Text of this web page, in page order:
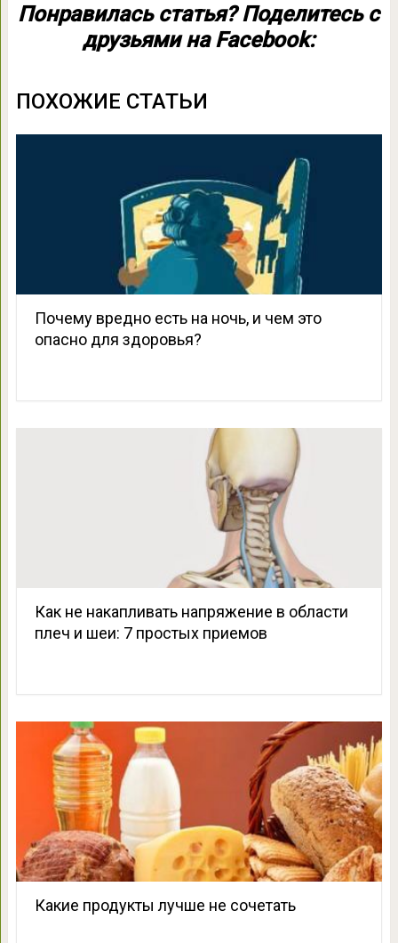
Понравилась статья? Поделитесь с
друзьями на Facebook:
ПОХОЖИЕ СТАТЬИ
Почему вредно есть на ночь, и чем это
опасно для здоровья?
Как не накапливать напряжение в области
плеч и шеи: 7 простых приемов
Какие продукты лучше не сочетать